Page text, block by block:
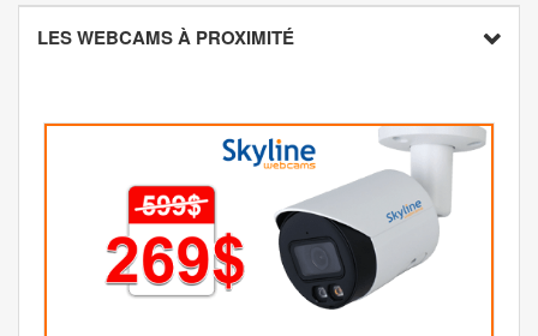
LES WEBCAMS À PROXIMITÉ